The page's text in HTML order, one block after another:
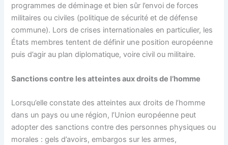
programmes de déminage et bien sûr l’envoi de forces
militaires ou civiles (politique de sécurité et de défense
commune). Lors de crises internationales en particulier, les
États membres tentent de définir une position européenne
puis d’agir au plan diplomatique, voire civil ou militaire.
Sanctions contre les atteintes aux droits de l’homme
Lorsqu’elle constate des atteintes aux droits de l’homme
dans un pays ou une région, l’Union européenne peut
adopter des sanctions contre des personnes physiques ou
morales : gels d’avoirs, embargos sur les armes,